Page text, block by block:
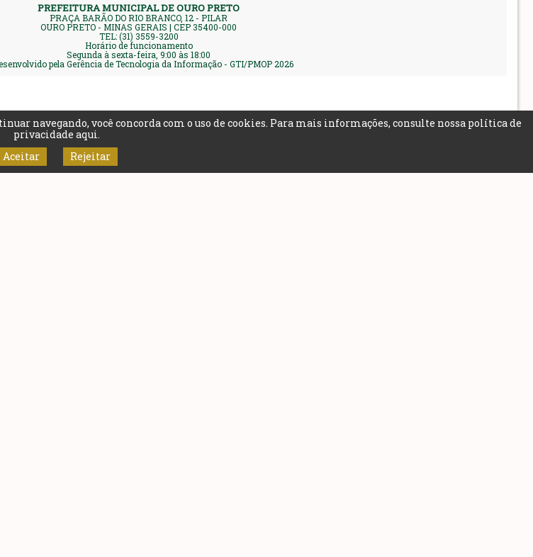
PREFEITURA MUNICIPAL DE OURO PRETO
PRAÇA BARÃO DO RIO BRANCO, 12 - PILAR
OURO PRETO - MINAS GERAIS | CEP 35400-000
TEL: (31) 3559-3200
Horário de funcionamento
Segunda à sexta-feira, 9:00 às 18:00
pela Gerência de Tecnologia da Informação - GTI/PMOP 2026
navegando, você concorda com o uso de cookies. Para mais informações, consulte nossa política de
privacidade aqui.
Aceitar
Rejeitar